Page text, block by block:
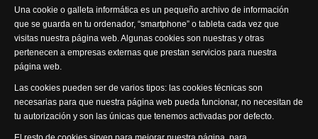
Una cookie o galleta informática es un pequeño archivo de información
que se guarda en tu ordenador, “smartphone” o tableta cada vez que
visitas nuestra página web. Algunas cookies son nuestras y otras
pertenecen a empresas externas que prestan servicios para nuestra
página web.
Las cookies pueden ser de varios tipos: las cookies técnicas son
necesarias para que nuestra página web pueda funcionar, no necesitan de
tu autorización y son las únicas que tenemos activadas por defecto.